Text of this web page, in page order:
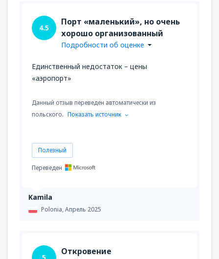
Kamila
Polonia,Апрель 2025
4.5
Порт «маленький», но очень
хорошо организованный
Подробности об оценке
Единственный недостаток – цены
«аэропорт»
Данный отзыв переведен автоматически из
польского. Показать источник
Полезный
Переведен
Откровение